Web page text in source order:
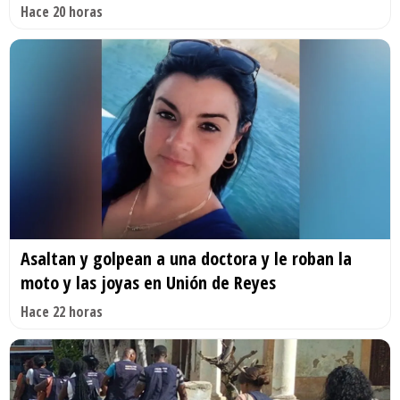
Hace 20 horas
Asaltan y golpean a una doctora y le roban la
moto y las joyas en Unión de Reyes
Hace 22 horas